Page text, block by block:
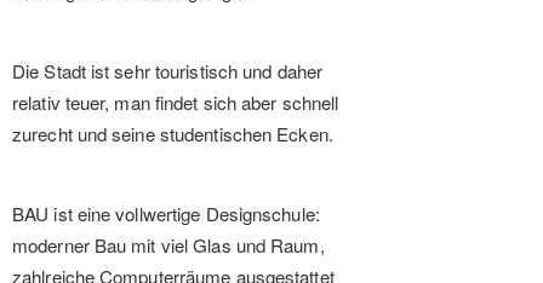
Die Stadt ist sehr touristisch und daher
relativ teuer, man findet sich aber schnell
zurecht und seine studentischen Ecken.
BAU ist eine vollwertige Designschule:
moderner Bau mit viel Glas und Raum,
zahlreiche Computerräume ausgestattet